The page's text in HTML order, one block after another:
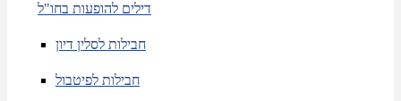
דילים להופעות בחו"ל
חבילות לסלין דיון
חבילות לפיטבול